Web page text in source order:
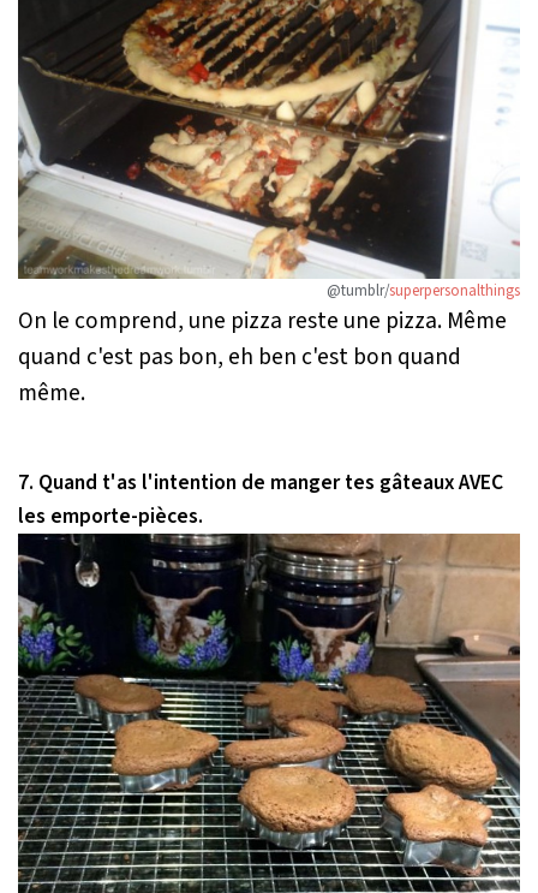
@tumblr/superpersonalthings
On le comprend, une pizza reste une pizza. Même
quand c'est pas bon, eh ben c'est bon quand
même.
7. Quand t'as l'intention de manger tes gâteaux AVEC
les emporte-pièces.